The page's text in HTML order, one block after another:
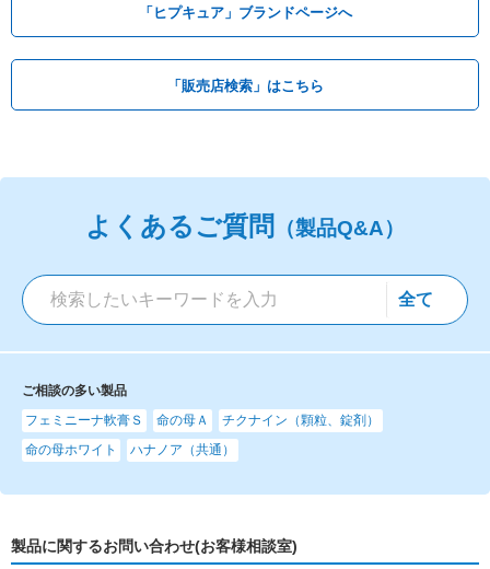
「ヒプキュア」ブランドページへ
「販売店検索」はこちら
よくあるご質問 （製品Q&A）
ご相談の多い製品
フェミニーナ軟膏Ｓ
命の母Ａ
チクナイン（顆粒、錠剤）
命の母ホワイト
ハナノア（共通）
製品に関するお問い合わせ(お客様相談室)